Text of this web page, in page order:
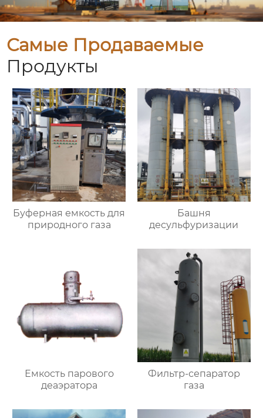
Самые Продаваемые
Продукты
Буферная емкость для
природного газа
Башня
десульфуризации
Емкость парового
деаэратора
Фильтр-сепаратор
газа